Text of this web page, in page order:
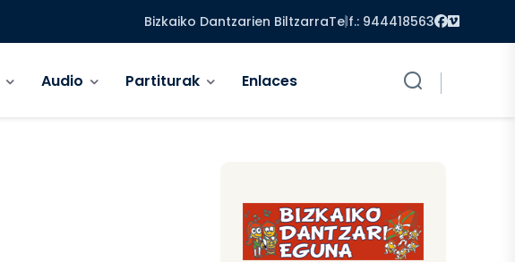
Bizkaiko Dantzarien BiltzarraTelf.: 944418563 Facebook
Vimeo
Audio Partiturak Enlaces